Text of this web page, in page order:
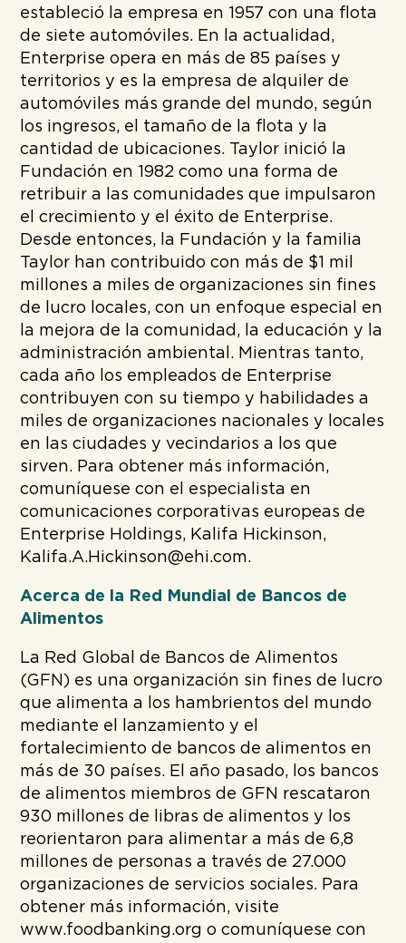
estableció la empresa en 1957 con una flota
de siete automóviles. En la actualidad,
Enterprise opera en más de 85 países y
territorios y es la empresa de alquiler de
automóviles más grande del mundo, según
los ingresos, el tamaño de la flota y la
cantidad de ubicaciones. Taylor inició la
Fundación en 1982 como una forma de
retribuir a las comunidades que impulsaron
el crecimiento y el éxito de Enterprise.
Desde entonces, la Fundación y la familia
Taylor han contribuido con más de $1 mil
millones a miles de organizaciones sin fines
de lucro locales, con un enfoque especial en
la mejora de la comunidad, la educación y la
administración ambiental. Mientras tanto,
cada año los empleados de Enterprise
contribuyen con su tiempo y habilidades a
miles de organizaciones nacionales y locales
en las ciudades y vecindarios a los que
sirven. Para obtener más información,
comuníquese con el especialista en
comunicaciones corporativas europeas de
Enterprise Holdings, Kalifa Hickinson,
Kalifa.A.Hickinson@ehi.com.
Acerca de la Red Mundial de Bancos de
Alimentos
La Red Global de Bancos de Alimentos
(GFN) es una organización sin fines de lucro
que alimenta a los hambrientos del mundo
mediante el lanzamiento y el
fortalecimiento de bancos de alimentos en
más de 30 países. El año pasado, los bancos
de alimentos miembros de GFN rescataron
930 millones de libras de alimentos y los
reorientaron para alimentar a más de 6,8
millones de personas a través de 27.000
organizaciones de servicios sociales. Para
obtener más información, visite
www.foodbanking.org o comuníquese con